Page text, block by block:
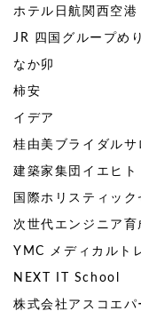
ホテル日航関西空港
JR 四国グループめ
なか卯
柿安
イデア
桂由美ブライダルサ
建築家集団イエヒト
国際ホリスティッ
次世代エンジニア育
YMC メディカルト
NEXT IT School
株式会社アスコエパ